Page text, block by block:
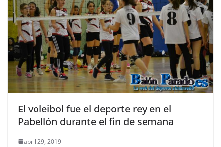
El voleibol fue el deporte rey en el
Pabellón durante el fin de semana
abril 29, 2019